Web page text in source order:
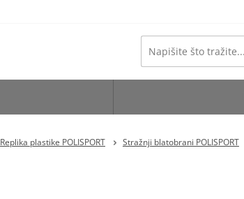
Replika plastike POLISPORT Stražnji blatobrani POLISPORT